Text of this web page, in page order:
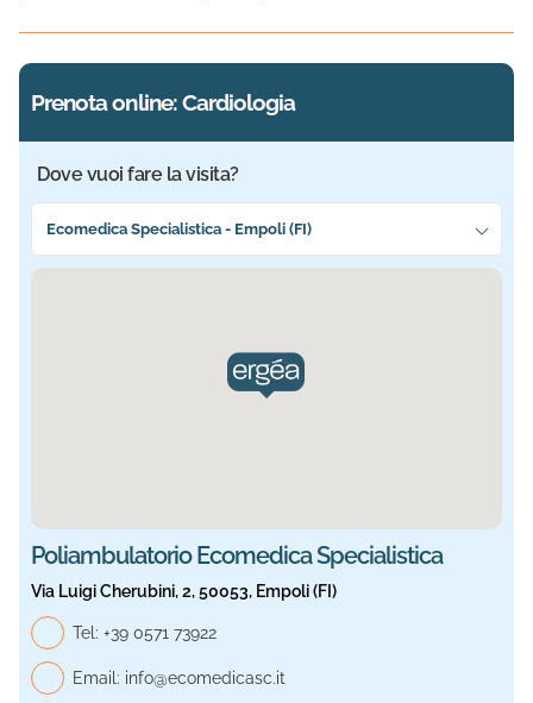
Prenota online: Cardiologia
Dove vuoi fare la visita?
Seleziona la sede più vicina a te
Ecomedica Specialistica - Empoli (FI)
Sede selezionata: Ecomedica Specialistica. Informazioni
Poliambulatorio Ecomedica Specialistica
Via Luigi Cherubini, 2, 50053, Empoli (FI)
Tel: Telefono generale, Ecomedica Specialistica
+39 0571 73922
Email: info@ecomedicasc.it